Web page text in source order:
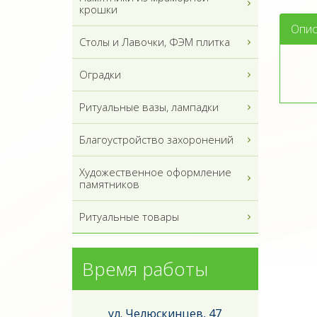
крошки
Столы и Лавочки, ФЭМ плитка
Оградки
Ритуальные вазы, лампадки
Благоустройство захоронений
Художественное оформление
памятников
Ритуальные товары
Время работы
ул. Челюскинцев, 47